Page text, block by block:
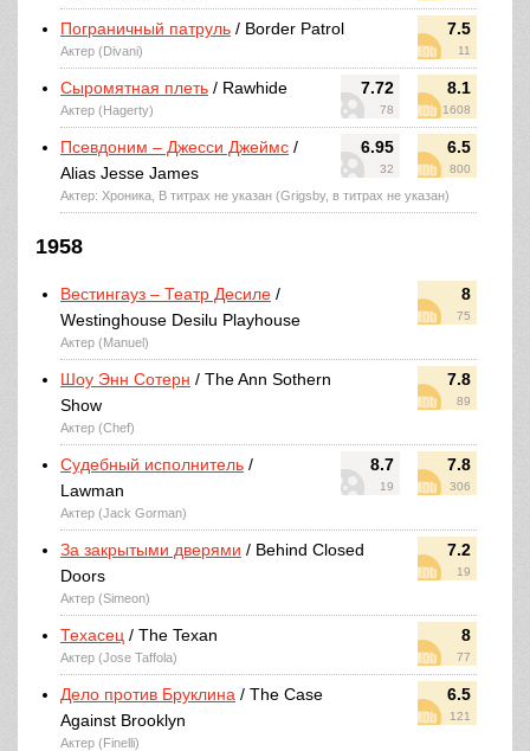
7.5
11
Пограничный патруль / Border Patrol
Актер (Divani)
7.72
78
8.1
1608
Сыромятная плеть / Rawhide
Актер (Hagerty)
6.95
32
6.5
800
Псевдоним – Джесси Джеймс /
Alias Jesse James
Актер: Хроника, В титрах не указан (Grigsby, в титрах не указан)
1958
8
75
Вестингауз – Театр Десиле /
Westinghouse Desilu Playhouse
Актер (Manuel)
7.8
89
Шоу Энн Сотерн / The Ann Sothern
Show
Актер (Chef)
8.7
19
7.8
306
Судебный исполнитель /
Lawman
Актер (Jack Gorman)
7.2
19
За закрытыми дверями / Behind Closed
Doors
Актер (Simeon)
8
77
Техасец / The Texan
Актер (Jose Taffola)
6.5
121
Дело против Бруклина / The Case
Against Brooklyn
Актер (Finelli)